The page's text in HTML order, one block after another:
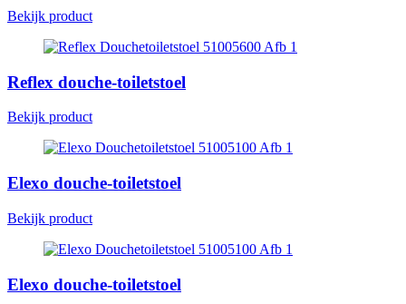
Bekijk product
Reflex douche-toiletstoel
Bekijk product
Elexo douche-toiletstoel
Bekijk product
Elexo douche-toiletstoel